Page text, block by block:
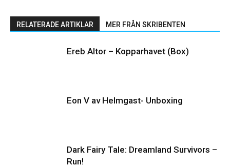
RELATERADE ARTIKLAR MER FRÅN SKRIBENTEN
Ereb Altor – Kopparhavet (Box)
Eon V av Helmgast- Unboxing
Dark Fairy Tale: Dreamland Survivors –
Run!